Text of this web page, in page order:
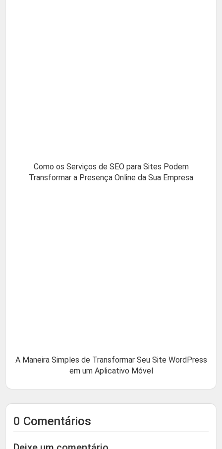
Como os Serviços de SEO para Sites Podem
Transformar a Presença Online da Sua Empresa
A Maneira Simples de Transformar Seu Site WordPress
em um Aplicativo Móvel
0 Comentários